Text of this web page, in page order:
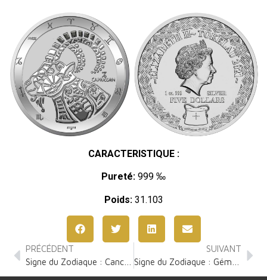
CARACTERISTIQUE :
Pureté: 999 ‰
Poids:31.103
PRÉCÉDENT
SUIVANT